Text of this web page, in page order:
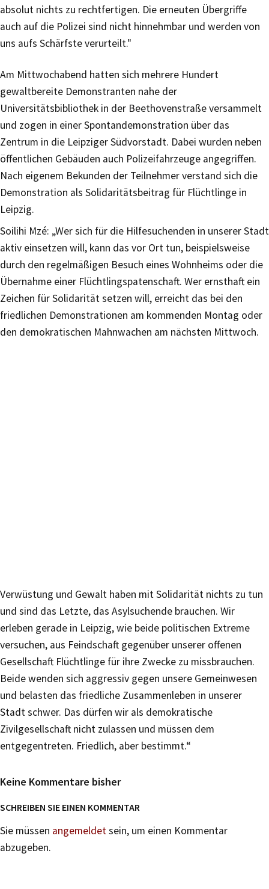
absolut nichts zu rechtfertigen. Die erneuten Übergriffe
auch auf die Polizei sind nicht hinnehmbar und werden von
uns aufs Schärfste verurteilt."
Am Mittwochabend hatten sich mehrere Hundert
gewaltbereite Demonstranten nahe der
Universitätsbibliothek in der Beethovenstraße versammelt
und zogen in einer Spontandemonstration über das
Zentrum in die Leipziger Südvorstadt. Dabei wurden neben
öffentlichen Gebäuden auch Polizeifahrzeuge angegriffen.
Nach eigenem Bekunden der Teilnehmer verstand sich die
Demonstration als Solidaritätsbeitrag für Flüchtlinge in
Leipzig.
Soilihi Mzé: „Wer sich für die Hilfesuchenden in unserer Stadt
aktiv einsetzen will, kann das vor Ort tun, beispielsweise
durch den regelmäßigen Besuch eines Wohnheims oder die
Übernahme einer Flüchtlingspatenschaft. Wer ernsthaft ein
Zeichen für Solidarität setzen will, erreicht das bei den
friedlichen Demonstrationen am kommenden Montag oder
den demokratischen Mahnwachen am nächsten Mittwoch.
Verwüstung und Gewalt haben mit Solidarität nichts zu tun
und sind das Letzte, das Asylsuchende brauchen. Wir
erleben gerade in Leipzig, wie beide politischen Extreme
versuchen, aus Feindschaft gegenüber unserer offenen
Gesellschaft Flüchtlinge für ihre Zwecke zu missbrauchen.
Beide wenden sich aggressiv gegen unsere Gemeinwesen
und belasten das friedliche Zusammenleben in unserer
Stadt schwer. Das dürfen wir als demokratische
Zivilgesellschaft nicht zulassen und müssen dem
entgegentreten. Friedlich, aber bestimmt.“
Keine Kommentare bisher
SCHREIBEN SIE EINEN KOMMENTAR
Sie müssen angemeldetsein, um einen Kommentar
abzugeben.